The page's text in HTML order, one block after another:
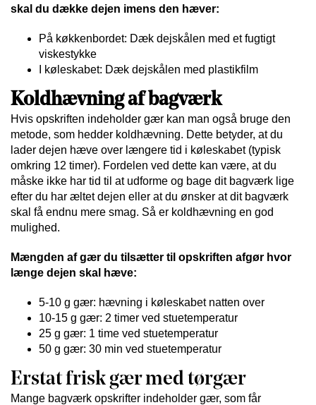
skal du dække dejen imens den hæver:
På køkkenbordet: Dæk dejskålen med et fugtigt
viskestykke
I køleskabet: Dæk dejskålen med plastikfilm
Koldhævning af bagværk
Hvis opskriften indeholder gær kan man også bruge den
metode, som hedder koldhævning. Dette betyder, at du
lader dejen hæve over længere tid i køleskabet (typisk
omkring 12 timer). Fordelen ved dette kan være, at du
måske ikke har tid til at udforme og bage dit bagværk lige
efter du har æltet dejen eller at du ønsker at dit bagværk
skal få endnu mere smag. Så er koldhævning en god
mulighed.
Mængden af gær du tilsætter til opskriften afgør hvor
længe dejen skal hæve:
5-10 g gær: hævning i køleskabet natten over
10-15 g gær: 2 timer ved stuetemperatur
25 g gær: 1 time ved stuetemperatur
50 g gær: 30 min ved stuetemperatur
Erstat frisk gær med tørgær
Mange bagværk opskrifter indeholder gær, som får